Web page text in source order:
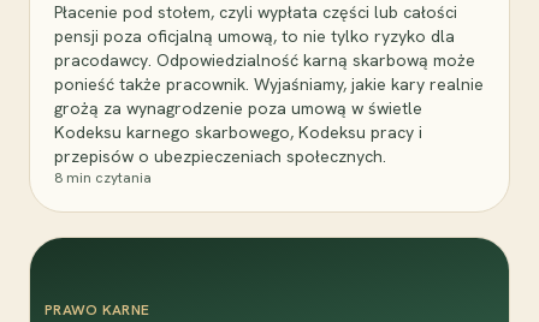
Płacenie pod stołem, czyli wypłata części lub całości
pensji poza oficjalną umową, to nie tylko ryzyko dla
pracodawcy. Odpowiedzialność karną skarbową może
ponieść także pracownik. Wyjaśniamy, jakie kary realnie
grożą za wynagrodzenie poza umową w świetle
Kodeksu karnego skarbowego, Kodeksu pracy i
przepisów o ubezpieczeniach społecznych.
8 min czytania
PRAWO KARNE